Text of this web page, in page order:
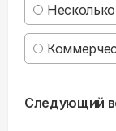
Следующий